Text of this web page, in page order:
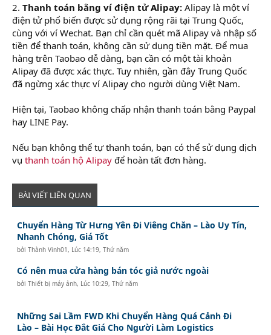
2. Thanh toán bằng ví điện tử Alipay: Alipay là một ví
điện tử phổ biến được sử dụng rộng rãi tại Trung Quốc,
cùng với ví Wechat. Bạn chỉ cần quét mã Alipay và nhập số
tiền để thanh toán, không cần sử dụng tiền mặt. Để mua
hàng trên Taobao dễ dàng, bạn cần có một tài khoản
Alipay đã được xác thực. Tuy nhiên, gần đây Trung Quốc
đã ngừng xác thực ví Alipay cho người dùng Việt Nam.
Hiện tại, Taobao không chấp nhận thanh toán bằng Paypal
hay LINE Pay.
Nếu bạn không thể tự thanh toán, bạn có thể sử dụng dịch
vụ thanh toán hộ Alipay để hoàn tất đơn hàng.
BÀI VIẾT LIÊN QUAN
Chuyển Hàng Từ Hưng Yên Đi Viêng Chăn – Lào Uy Tín,
Nhanh Chóng, Giá Tốt
bởiThành Vinh01 , Lúc 14:19, Thứ năm
Có nên mua cửa hàng bán tóc giả nước ngoài
bởiThiết bị máy ảnh, Lúc 10:29, Thứ năm
Những Sai Lầm FWD Khi Chuyển Hàng Quá Cảnh Đi
Lào – Bài Học Đắt Giá Cho Người Làm Logistics